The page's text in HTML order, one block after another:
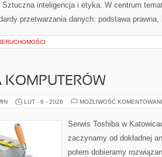
Sztuczna inteligencja i etyka. W centrum
przetwarzania danych: podstawa
KOMPUTERÓW
LUT - 6 - 2026 MOŻLIWOŚĆ
Serwis Toshiba w
zaczynamy od dokładnej
potem dobieramy